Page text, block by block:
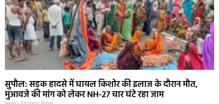
सुपौल: सड़क हादसे में घायल किशोर की इलाज के दौरान मौत,
मुआवजे की मांग को लेकर NH-27 चार घंटे रहा जाम